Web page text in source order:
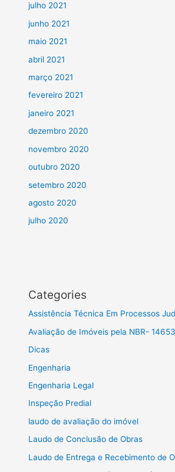
julho 2021
junho 2021
maio 2021
abril 2021
março 2021
fevereiro 2021
janeiro 2021
dezembro 2020
novembro 2020
outubro 2020
setembro 2020
agosto 2020
julho 2020
Categories
Assistência Técnica Em Processos
Avaliação de Imóveis pela NBR- 14653
Dicas
Engenharia
Engenharia Legal
Inspeção Predial
laudo de avaliação do imóvel
Laudo de Conclusão de Obras
Laudo de Entrega e Recebimento de